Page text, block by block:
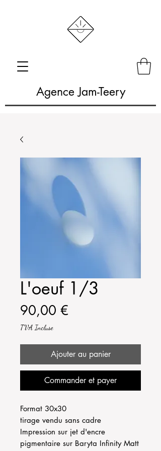
Agence Jam-Teery
L'oeuf 1/3
90,00 €
TVA Incluse
Ajouter au panier
Commander et payer
Format 30x30
tirage vendu sans cadre
Impression sur jet d'encre
pigmentaire sur Baryta Infinity Matt